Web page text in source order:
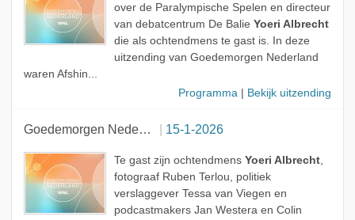
over de Paralympische Spelen en directeur
van debatcentrum De Balie Yoeri Albrecht
die als ochtendmens te gast is. In deze
uitzending van Goedemorgen Nederland
waren Afshin...
Programma
Bekijk uitzending
Goedemorgen Nederland 15-1-2026
Te gast zijn ochtendmens Yoeri Albrecht,
fotograaf Ruben Terlou, politiek
verslaggever Tessa van Viegen en
podcastmakers Jan Westera en Colin